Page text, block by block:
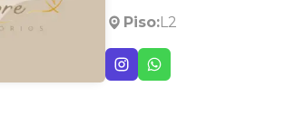
Piso:L2